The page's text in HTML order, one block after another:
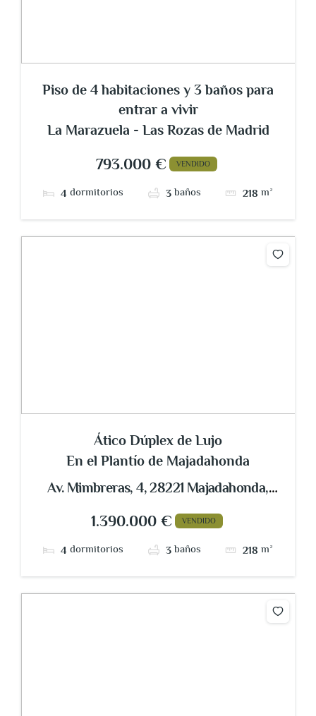
Piso de 4 habitaciones y 3 baños para
entrar a vivir
La Marazuela - Las Rozas de Madrid
793.000 € VENDIDO
4 dormitorios 3baños 218 m²
Ático Dúplex de Lujo
En el Plantío de Majadahonda
Av. Mimbreras, 4, 28221 Majadahonda,
1.390.000 € VENDIDO
4dormitorios 3baños 218 m²